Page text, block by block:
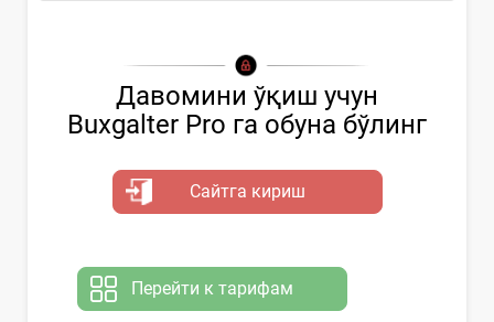
Давомини ўқиш учун
Buxgalter Pro га обуна бўлинг
Сайтга кириш
Перейти к тарифам